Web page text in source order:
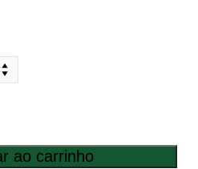
ao carrinho